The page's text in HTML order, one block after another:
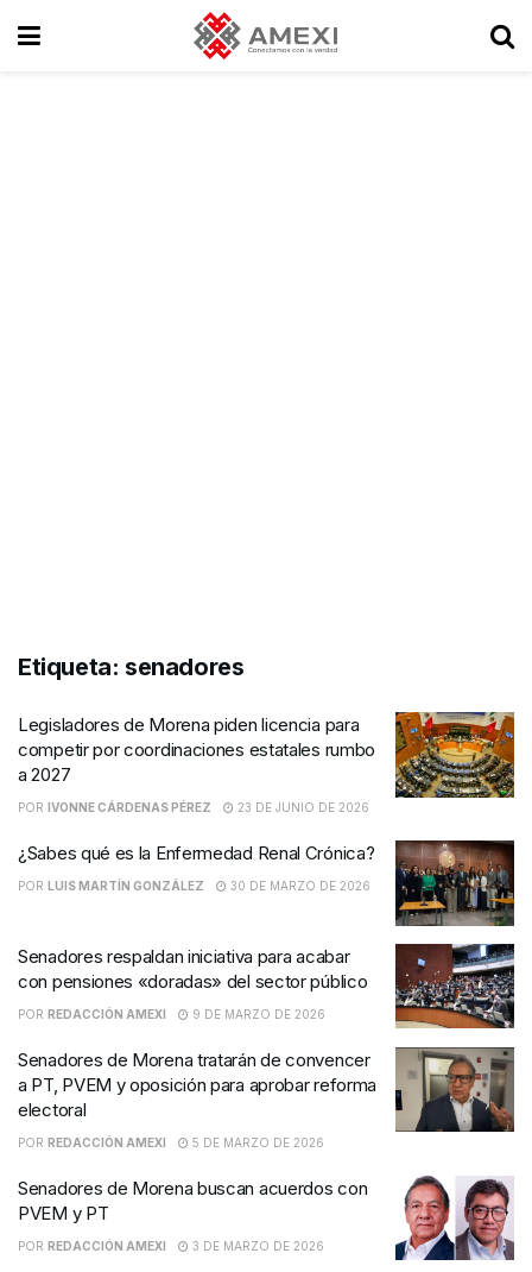
Etiqueta: senadores
Legisladores de Morena piden licencia para
competir por coordinaciones estatales rumbo
a 2027
POR IVONNE CÁRDENAS PÉREZ 23 DE JUNIO DE 2026
¿Sabes qué es la Enfermedad Renal Crónica?
POR LUIS MARTÍN GONZÁLEZ 30 DE MARZO DE 2026
Senadores respaldan iniciativa para acabar
con pensiones «doradas» del sector público
POR REDACCIÓN AMEXI 9 DE MARZO DE 2026
Senadores de Morena tratarán de convencer
a PT, PVEM y oposición para aprobar reforma
electoral
POR REDACCIÓN AMEXI 5 DE MARZO DE 2026
Senadores de Morena buscan acuerdos con
PVEM y PT
POR REDACCIÓN AMEXI 3 DE MARZO DE 2026